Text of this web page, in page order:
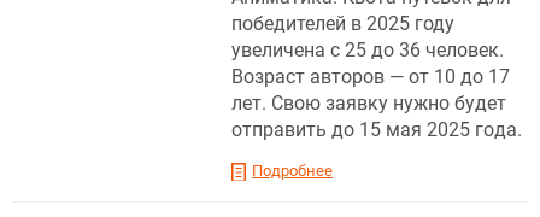
победителей в 2025 году
увеличена с 25 до 36 человек.
Воз­раст авторов — от 10 до 17
лет. Свою заявку нужно будет
отправить до 15 мая 2025 го­да.
Подробнее